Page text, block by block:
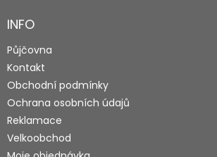
aINFO
Půjčovna
Kontakt
Obchodní podmínky
Ochrana osobních údajů
Reklamace
Velkoobchod